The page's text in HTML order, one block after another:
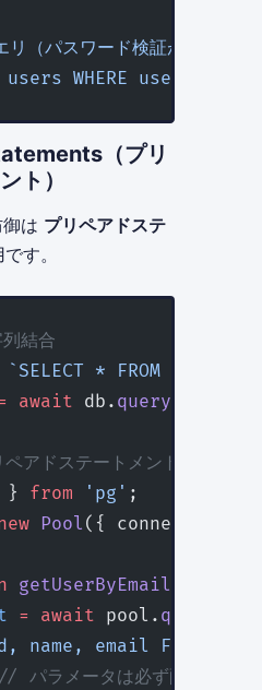
（パスワード検証がスキップ
users WHERE username
（プリ
ト）
は プリペアドステ
す。
結合
`SELECT * FROM users
await db. query
アドステートメント（
} from 'pg' ;
Pool ({
getUserByEmail
= await pool. query
name, email FROM
// パラメータは必ず配列で渡す